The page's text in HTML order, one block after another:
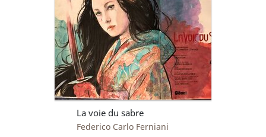
La voie du sabre
Federico Carlo Ferniani